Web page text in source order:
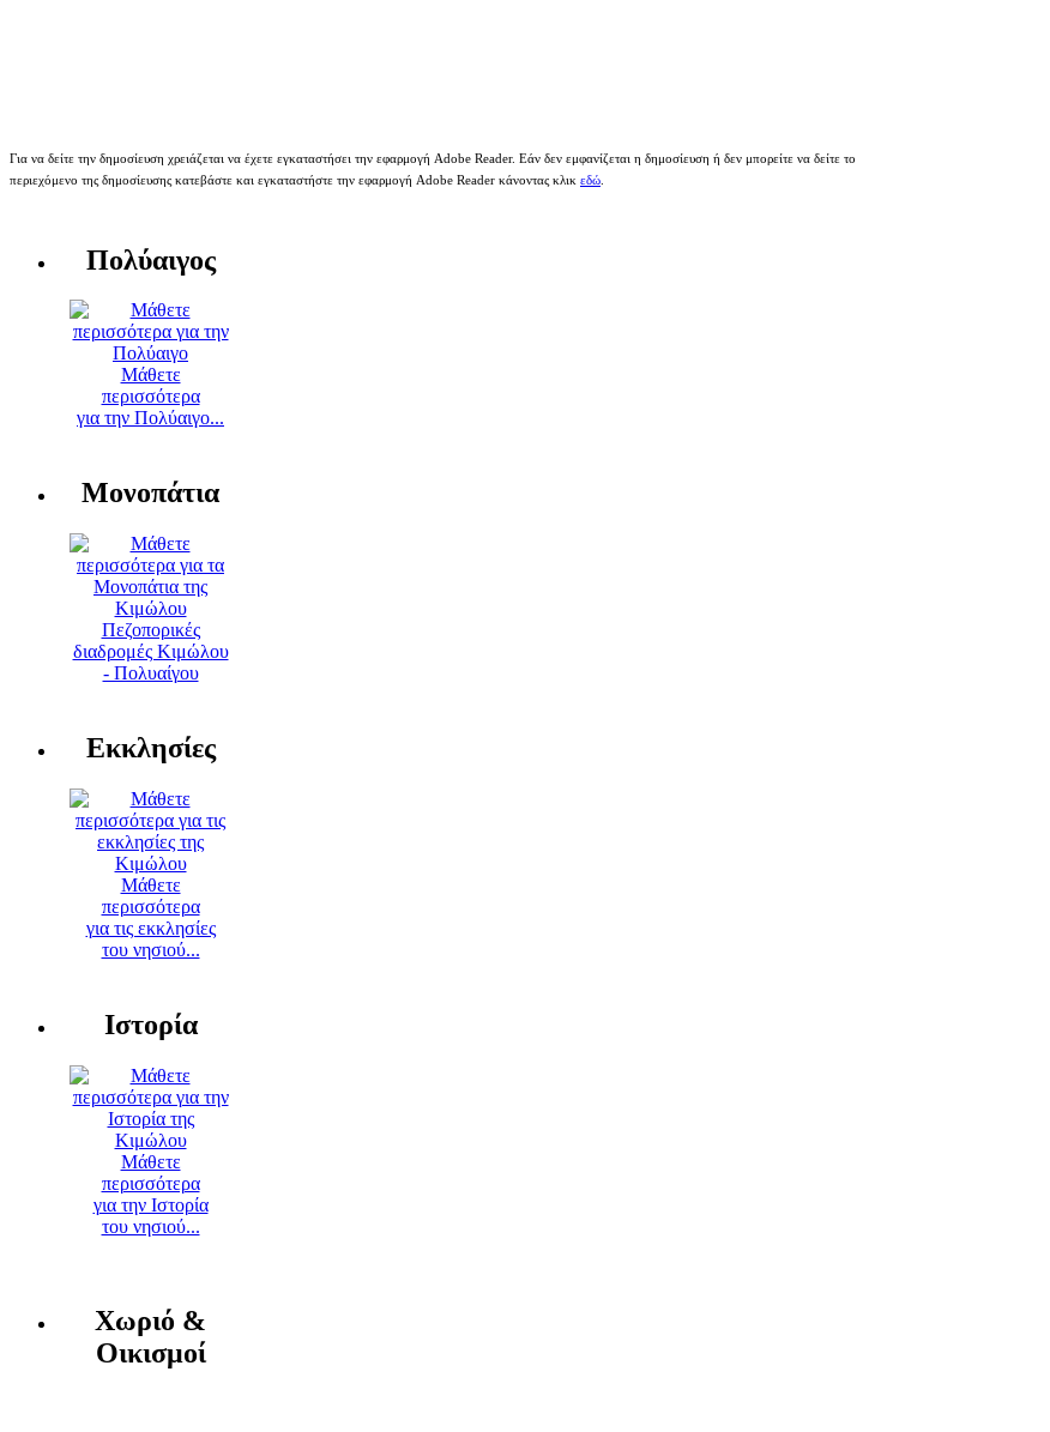
Για να δείτε την δημοσίευση χρειάζεται να έχετε εγκαταστήσει την εφαρμογή Adobe Reader. Εάν δεν εμφανίζεται η δημοσίευση ή δεν μπορείτε να δείτε το
περιεχόμενο της δημοσίευσης κατεβάστε και εγκαταστήστε την εφαρμογή Adobe Reader κάνοντας κλικ εδώ
Πολύαιγος
Μάθετε
περισσότερα
για την Πολύαιγο...
Μονοπάτια
Πεζοπορικές
διαδρομές Κιμώλου
- Πολυαίγου
Εκκλησίες
Μάθετε
περισσότερα
για τις εκκλησίες
του νησιού...
Ιστορία
Μάθετε
περισσότερα
για την Ιστορία
του νησιού...
Χωριό &
Οικισμοί